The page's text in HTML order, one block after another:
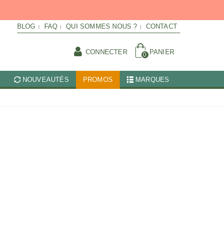
BLOG FAQ QUI SOMMES NOUS ? CONTACT
CONNECTER 0 PANIER
NOUVEAUTÉS PROMOS MARQUES